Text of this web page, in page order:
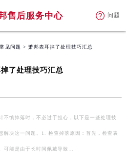
售后服务中心 问题
常见问题 > 萧邦表耳掉了处理技巧汇总
了处理技巧汇总
不慎掉落时，不必过于担心，以下是一些处理技
解决这一问题。1. 检查掉落原因：首先，检查表
可能是由于长时间佩戴导致…